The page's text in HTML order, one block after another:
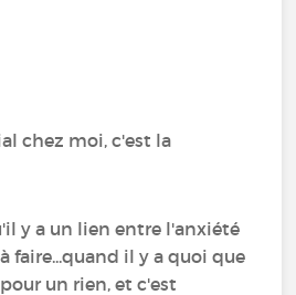
chez moi, c'est la
y a un lien entre l'anxiété
faire...quand il y a quoi que
un rien, et c'est